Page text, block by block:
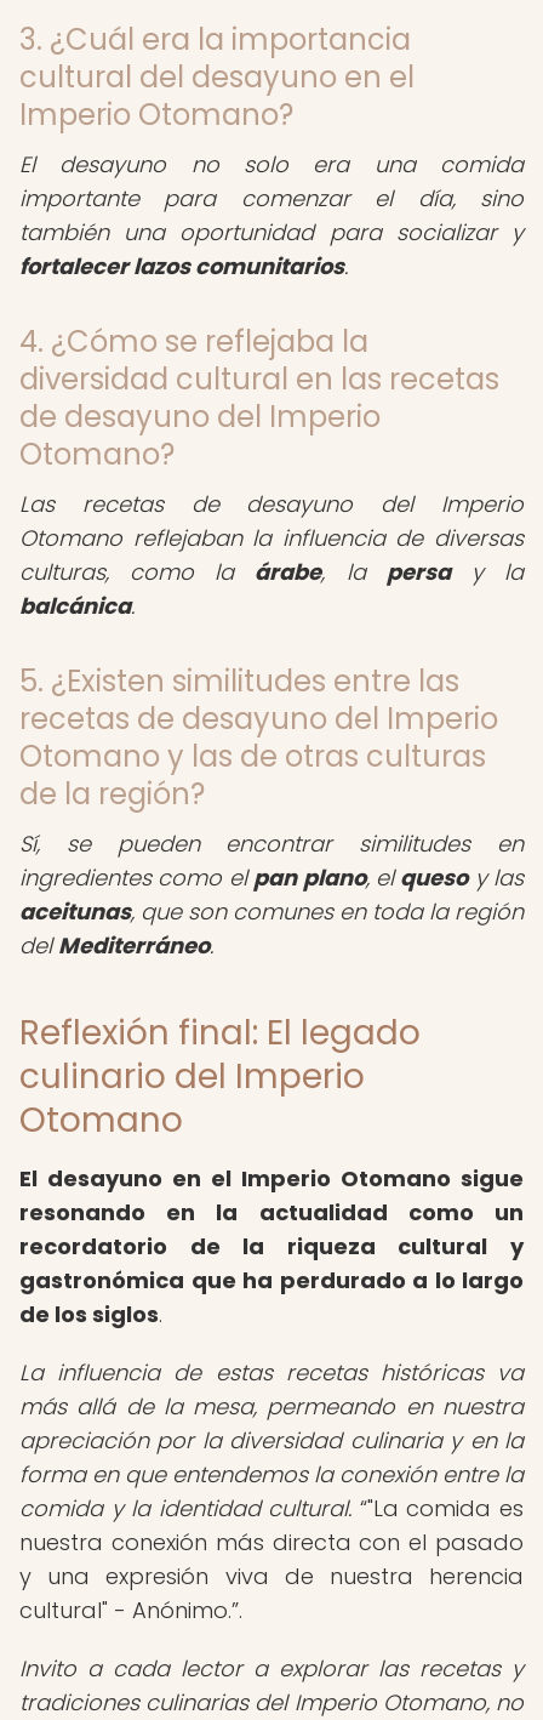
3. ¿Cuál era la importancia
cultural del desayuno en el
Imperio Otomano?
El desayuno no solo era una comida
importante para comenzar el día, sino
también una oportunidad para socializar y
fortalecer lazos comunitarios.
4. ¿Cómo se reflejaba la
diversidad cultural en las recetas
de desayuno del Imperio
Otomano?
Las recetas de desayuno del Imperio
Otomano reflejaban la influencia de diversas
culturas, como la árabe, la persay la
balcánica.
5. ¿Existen similitudes entre las
recetas de desayuno del Imperio
Otomano y las de otras culturas
de la región?
Sí, se pueden encontrar similitudes en
ingredientes como elpan plano, elquesoy las
aceitunas, que son comunes en toda la región
delMediterráneo.
Reflexión final: El legado
culinario del Imperio
Otomano
El desayuno en el Imperio Otomano sigue
resonando en la actualidad como un
recordatorio de la riqueza cultural y
gastronómica que ha perdurado a lo largo
de los siglos.
La influencia de estas recetas históricas va
más allá de la mesa, permeando en nuestra
apreciación por la diversidad culinaria y en la
forma en que entendemos la conexión entre la
comida y la identidad cultural. "La comida es
nuestra conexión más directa con el pasado
y una expresión viva de nuestra herencia
cultural" - Anónimo. .
Invito a cada lector a explorar las recetas y
tradiciones culinarias del Imperio Otomano, no